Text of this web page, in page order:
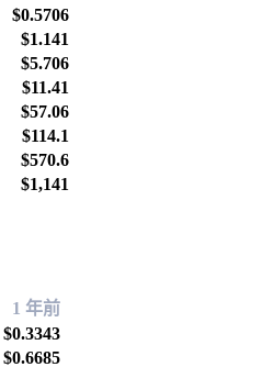
$0.5706
$1.141
$5.706
$11.41
$57.06
$114.1
$570.6
$1,141
1 年前
$0.3343
$0.6685